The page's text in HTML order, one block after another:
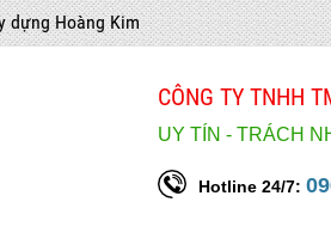
dựng Hoàng Kim
CÔNG TY TNHH
UY TÍN - TRÁCH
Hotline 24/7: